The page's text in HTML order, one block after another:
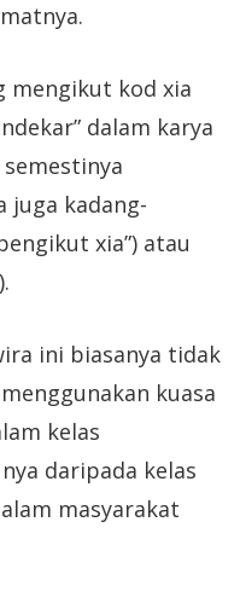
mengikut kod xia
dalam karya
juga kadang-
xia”) atau
ini biasanya tidak
kuasa
kelas
daripada kelas
masyarakat